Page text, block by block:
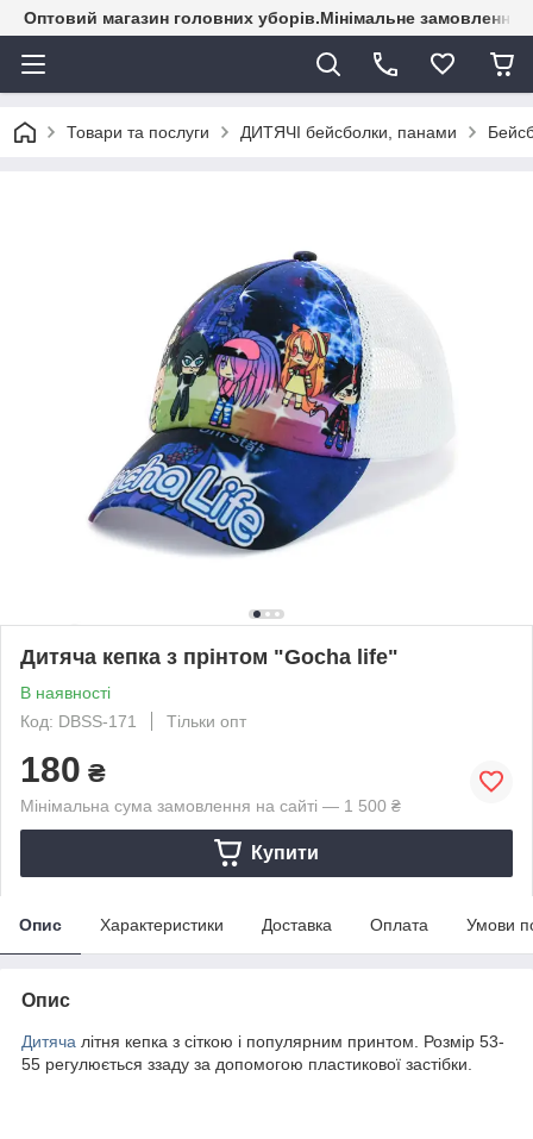
Оптовий магазин головних уборів.Мінімальне замовлення
Товари та послуги ДИТЯЧІ бейсболки, панами
Дитяча кепка з прінтом "Gocha life"
В наявності
Код: DBSS-171
Тільки опт
180 ₴
Мінімальна сума замовлення на сайті — 1 500 ₴
Купити
Опис Характеристики Доставка Оплата Умови
Опис
Дитяча літня кепка з сіткою і популярним принтом. Розмір 53-
55 регулюється ззаду за допомогою пластикової застібки.